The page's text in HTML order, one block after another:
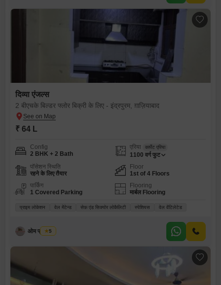
दिव्या एंजल्स
2 बीएचके बिल्डर फ्लोर बिक्री के लिए - इंद्रपुरम, ग़ाज़ियाबाद
₹ 64 L
Config
2 BHK + 2 Bath
एरिया कार्पेट एरिया
1100 वर्ग फुट
पॉसेशन स्थिति
रहने के लिए तैयार
Floor
1st of 4 Floors
पार्किंग
1 Covered Parking
Flooring
मार्बल Flooring
प्राइम लोकेशन वेल मेंटेन्ड सेफ़ एंड सिक्योर लोकैलिटी स्पेशियस वेल वेंटिलेटेड
ओम प्रॉपर्टीज
5